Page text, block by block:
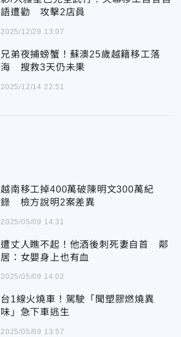
語遭勸 攻擊2店員
2025/12/29 13:07
兄弟夜捕螃蟹！蘇澳25歲越籍移工落
海 搜救3天仍未果
2025/12/14 22:51
越南移工掉400萬破陳明文300萬紀
錄 檢方說明2案差異
2025/05/09 14:31
遭丈人瞧不起！他酒後刺死妻自首 鄰
居：女嬰身上也有血
2025/05/09 14:02
台1線火燒車！駕駛「聞塑膠燃燒異
味」急下車逃生
2025/05/09 13:57